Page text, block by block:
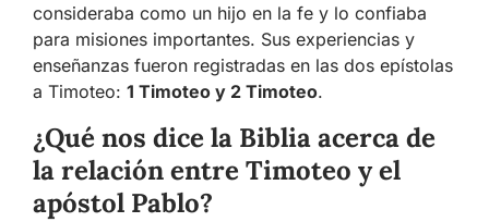
consideraba como un hijo en la fe y lo confiaba
para misiones importantes. Sus experiencias y
enseñanzas fueron registradas en las dos epístolas
a Timoteo: 1 Timoteo y 2 Timoteo.
¿Qué nos dice la Biblia acerca de
la relación entre Timoteo y el
apóstol Pablo?